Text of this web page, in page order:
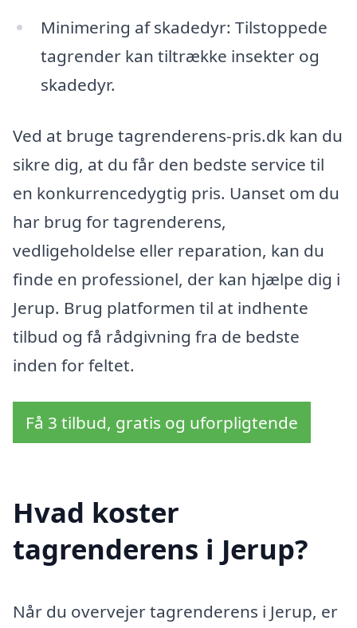
Minimering af skadedyr: Tilstoppede
tagrender kan tiltrække insekter og
skadedyr.
Ved at bruge tagrenderens-pris.dk kan du
sikre dig, at du får den bedste service til
en konkurrencedygtig pris. Uanset om du
har brug for tagrenderens,
vedligeholdelse eller reparation, kan du
finde en professionel, der kan hjælpe dig i
Jerup. Brug platformen til at indhente
tilbud og få rådgivning fra de bedste
inden for feltet.
Få 3 tilbud, gratis og uforpligtende
Hvad koster
tagrenderens i Jerup?
Når du overvejer tagrenderens i Jerup, er